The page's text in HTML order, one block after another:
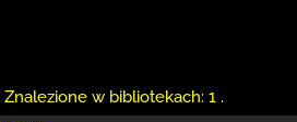
Znalezione w bibliotekach: 1 .